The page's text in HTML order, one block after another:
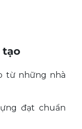
tạo
từ những nhà
đạt chuẩn